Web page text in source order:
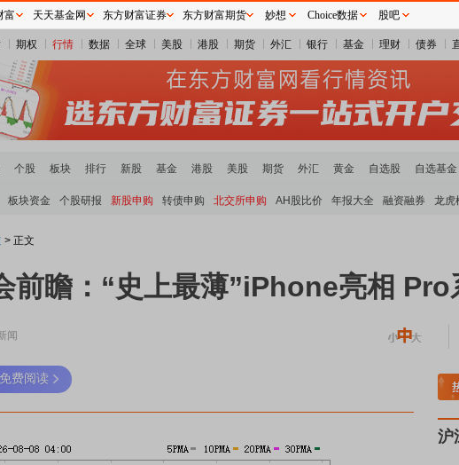
期权 行情 数据 全球 美股 港股 期货 外汇 银行 基金 理财 债券
个股 板块 排行 新股 基金 港股 美股 期货 外汇 黄金 自选股 自选基金
板块资金 个股研报 新股申购 转债申购 北交所申购 AH股比价 年报大全 融资融券 龙虎
> 正文
前瞻：“史上最薄”iPhone亮相 Pro
闻
费阅读
半导
沪
富 天天基金网 东方财富证券 东方财富期货 妙想 Choice数据 股吧